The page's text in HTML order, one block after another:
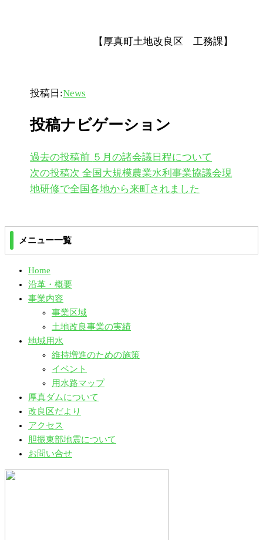
【厚真町土地改良区 工務課】
投稿日:News
投稿ナビゲーション
過去の投稿前 ５月の諸会議日程について
次の投稿次 全国大規模農業水利事業協議会現
地研修で全国各地から来町されました
メニュー一覧
Home
沿革・概要
事業内容
事業区域
土地改良事業の実績
地域用水
維持増進のための施策
イベント
用水路マップ
厚真ダムについて
改良区だより
アクセス
胆振東部地震について
お問い合せ